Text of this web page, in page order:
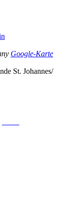
Google-Karte
St. Johannes/